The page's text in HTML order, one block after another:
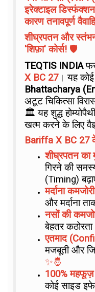
इरेक्टाइल
कारण तनावपूर्ण
शीघ्रपतन और
'शिफ़ा' कोर्स! 🛡️
TEQTIS INDIA
X BC 27। यह कोई
Bhattacharya
अटूट चिकित्सा
🏛️ यह शुद्ध
खत्म करने के लिए
Bariffa X BC 27
शीघ्रपतन का
गिरने की
(Timing)
मर्दाना
और मर्दाना
नसों की
बेहतर
एतमाद
मजबूती और
✨🤴
100%
कोई साइड